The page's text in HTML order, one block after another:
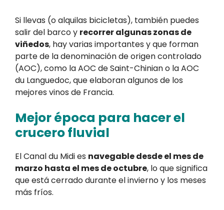
Si llevas (o alquilas bicicletas), también puedes
salir del barco y recorrer algunas zonas de
viñedos, hay varias importantes y que forman
parte de la denominación de origen controlado
(AOC), como la AOC de Saint-Chinian o la AOC
du Languedoc, que elaboran algunos de los
mejores vinos de Francia.
Mejor época para hacer el
crucero fluvial
El Canal du Midi es navegable desde el mes de
marzo hasta el mes de octubre, lo que significa
que está cerrado durante el invierno y los meses
más fríos.